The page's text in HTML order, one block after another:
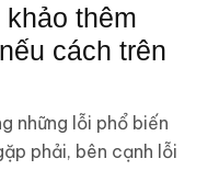
thêm
cách trên
những lỗi phổ biến
phải, bên cạnh lỗi